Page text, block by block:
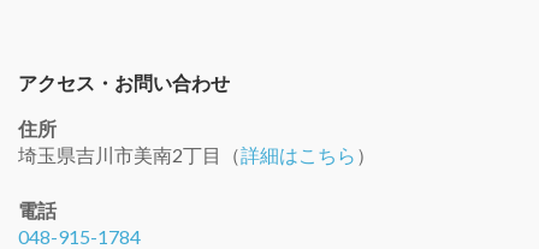
アクセス・お問い合わせ
住所
埼玉県吉川市美南2丁目（詳細はこちら ）
電話
048-915-1784